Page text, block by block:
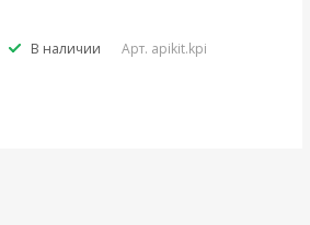
В наличии Арт. apikit.kpi